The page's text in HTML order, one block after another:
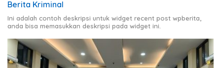
Berita Kriminal
Ini adalah contoh deskripsi untuk widget recent post wpberita,
anda bisa memasukkan deskripsi pada widget ini.